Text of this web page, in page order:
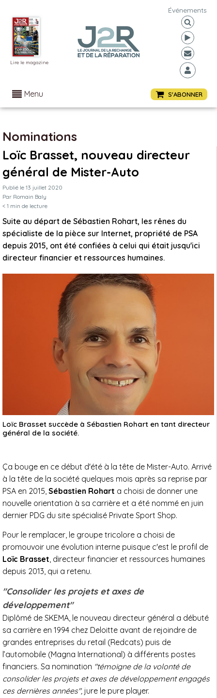
Lire le magazine
Événements
Menu S'ABONNER
Nominations
Loïc Brasset, nouveau directeur
général de Mister-Auto
Publié le 13 juillet 2020
Par Romain Baly
< 1 min de lecture
Suite au départ de Sébastien Rohart, les rênes du
spécialiste de la pièce sur Internet, propriété de PSA
depuis 2015, ont été confiées à celui qui était jusqu'ici
directeur financier et ressources humaines.
Loïc Brasset succède à Sébastien Rohart en tant directeur
général de la société.
Ça bouge en ce début d'été à la tête de Mister-Auto. Arrivé
à la tête de la société quelques mois après sa reprise par
PSA en 2015, Sébastien Rohart a choisi de donner une
nouvelle orientation à sa carrière et a été nommé en juin
dernier PDG du site spécialisé Private Sport Shop.
Pour le remplacer, le groupe tricolore a choisi de
promouvoir une évolution interne puisque c'est le profil de
Loïc Brasset , directeur financier et ressources humaines
depuis 2013, qui a retenu.
"Consolider les projets et axes de
développement"
Diplômé de SKEMA, le nouveau directeur général a débuté
sa carrière en 1994 chez Deloitte avant de rejoindre de
grandes entreprises du retail (Redcats) puis de
l’automobile (Magna International) à différents postes
financiers. Sa nomination "témoigne de la volonté de
consolider les projets et axes de développement engagés
ces dernières années", jure le pure player.